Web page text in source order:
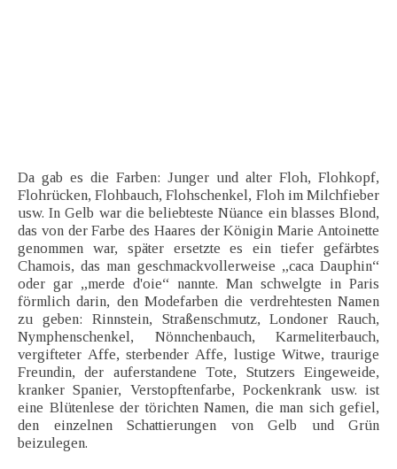
Da gab es die Farben: Junger und alter Floh, Flohkopf,
Flohrücken, Flohbauch, Flohschenkel, Floh im Milchfieber
usw. In Gelb war die beliebteste Nüance ein blasses Blond,
das von der Farbe des Haares der Königin Marie Antoinette
genommen war, später ersetzte es ein tiefer gefärbtes
Chamois, das man geschmackvollerweise „caca Dauphin“
oder gar „merde d'oie“ nannte. Man schwelgte in Paris
förmlich darin, den Modefarben die verdrehtesten Namen
zu geben: Rinnstein, Straßenschmutz, Londoner Rauch,
Nymphenschenkel, Nönnchenbauch, Karmeliterbauch,
vergifteter Affe, sterbender Affe, lustige Witwe, traurige
Freundin, der auferstandene Tote, Stutzers Eingeweide,
kranker Spanier, Verstopftenfarbe, Pockenkrank usw. ist
eine Blütenlese der törichten Namen, die man sich gefiel,
den einzelnen Schattierungen von Gelb und Grün
beizulegen.